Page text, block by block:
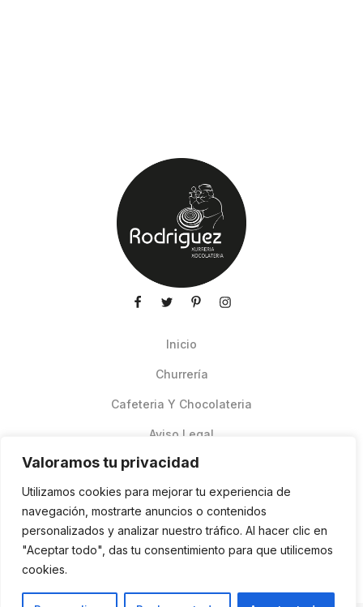
Valoramos tu privacidad
Utilizamos cookies para mejorar tu experiencia de
navegación, mostrarte anuncios o contenidos
personalizados y analizar nuestro tráfico. Al hacer clic en
"Aceptar todo", das tu consentimiento para que utilicemos
cookies.
Inicio
Churrería
Cafeteria Y Chocolateria
Aviso Legal
Pedidos Online Glovo
Contacto